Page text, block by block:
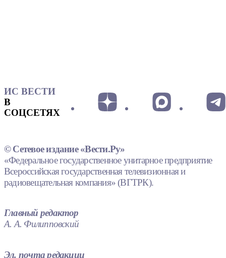
ИС ВЕСТИ
В
СОЦСЕТЯХ
© Сетевое издание «Вести.Ру»
«Федеральное государственное унитарное предприятие
Всероссийская государственная телевизионная и
радиовещательная компания» (ВГТРК).
Главный редактор
А. А. Филипповский
Эл. почта редакции